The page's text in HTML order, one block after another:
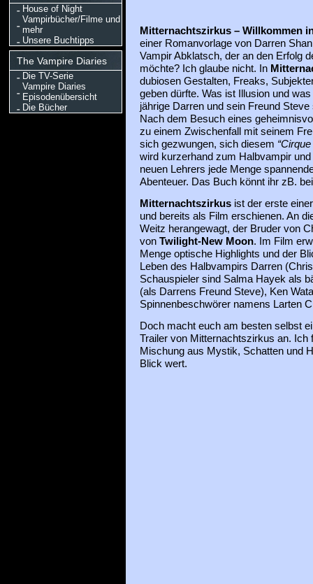
House of Night
Vampirbücher/Filme und
mehr
Unsere Buchtipps
The Vampire Diaries
Die TV-Serie
Vampire Diaries
Episodenübersicht
Die Bücher
Mitternachtszirkus – Willkommen
einer Romanvorlage von Darren
Vampir Abklatsch, der an den Erfolg
möchte? Ich glaube nicht. In
dubiosen Gestalten, Freaks,
geben dürfte. Was ist Illusion und
jährige Darren und sein Freund
Nach dem Besuch eines
zu einem Zwischenfall mit seinem
sich gezwungen, sich diesem
wird kurzerhand zum Halbvampir
neuen Lehrers jede Menge
Abenteuer. Das Buch könnt ihr zB.
Mitternachtszirkus ist der erste
und bereits als Film erschienen. An
Weitz herangewagt, der Bruder von
von Twilight-New Moon. Im Film
Menge optische Highlights und der
Leben des Halbvampirs Darren
Schauspieler sind Salma Hayek als
(als Darrens Freund Steve), Ken
Spinnenbeschwörer namens Larten
Doch macht euch am besten selbst
Trailer von Mitternachtszirkus an. Ich
Mischung aus Mystik, Schatten und
Blick wert.